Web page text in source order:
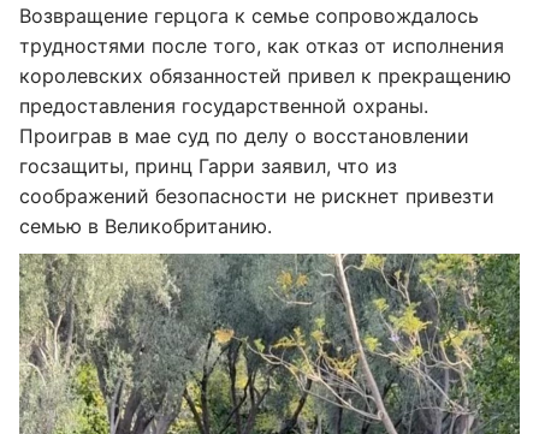
Возвращение герцога к семье сопровождалось
трудностями после того, как отказ от исполнения
королевских обязанностей привел к прекращению
предоставления государственной охраны.
Проиграв в мае суд по делу о восстановлении
госзащиты, принц Гарри заявил, что из
соображений безопасности не рискнет привезти
семью в Великобританию.